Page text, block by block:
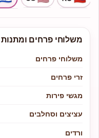
משלוחי פרחים ומתנות
משלוחי פרחים
זרי פרחים
מגשי פירות
עציצים וסחלבים
ורדים